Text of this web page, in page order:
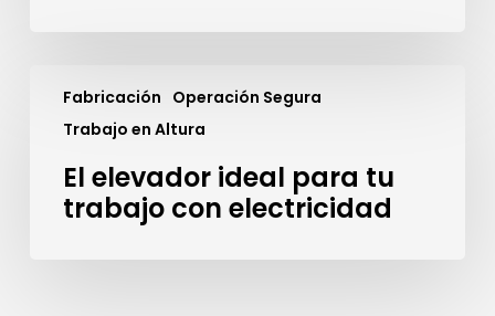
Fabricación Operación Segura
Trabajo en Altura
elevador
trabajo
electricidad
El elevador ideal para tu
trabajo con electricidad